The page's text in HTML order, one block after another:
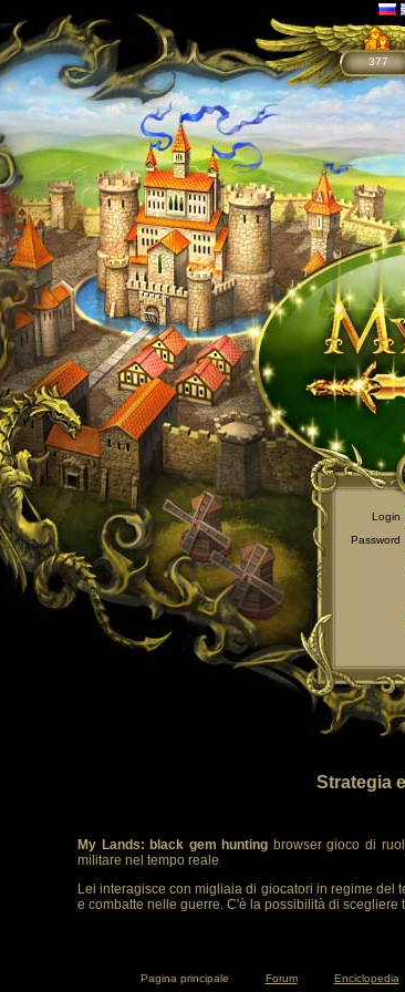
377
Login
Password
Strategia
My Lands: black gem hunting browser gioco di
militare nel tempo reale
Lei interagisce con migliaia di giocatori in regime del
e combatte nelle guerre. C'è la possibilità di
Pagina principale Forum Enciclopedia